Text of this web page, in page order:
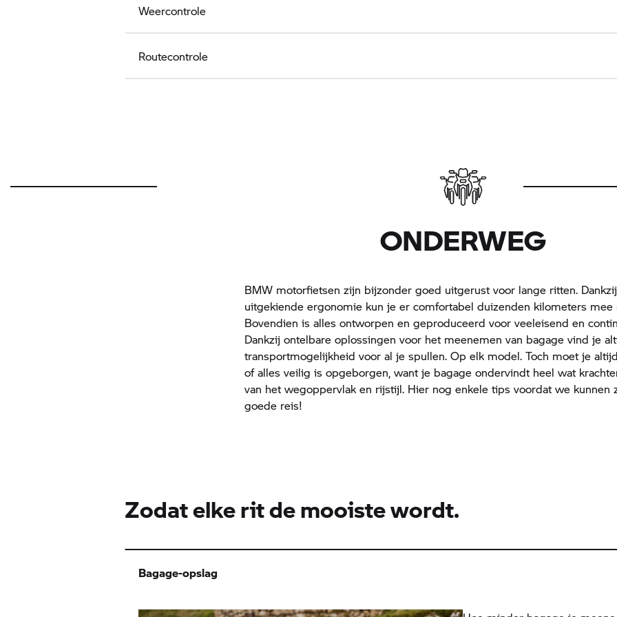
Weercontrole
Routecontrole
ONDERWEG
BMW motorfietsen zijn bijzonder goed uitgerust voor lange ritten.
uitgekiende ergonomie kun je er comfortabel duizenden kilometers mee
Bovendien is alles ontworpen en geproduceerd voor veeleisend en
Dankzij ontelbare oplossingen voor het meenemen van bagage vind je
transportmogelijkheid voor al je spullen. Op elk model. Toch moet je
of alles veilig is opgeborgen, want je bagage ondervindt heel wat
van het wegoppervlak en rijstijl. Hier nog enkele tips voordat we kunnen
goede reis!
Zodat elke rit de mooiste wordt.
Bagage-opslag